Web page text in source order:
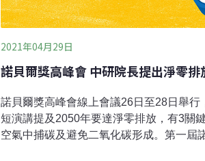
2021年04月29日
諾貝爾獎高峰會 中研院長提出淨零
諾貝爾獎高峰會線上會議26日至28日舉
短演講提及2050年要達淨零排放，有3關
空氣中捕碳及避免二氧化碳形成。第一屆